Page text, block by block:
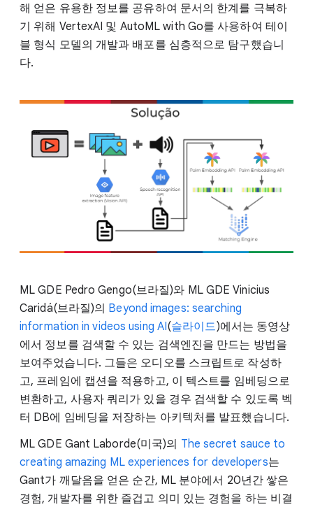
해 얻은 유용한 정보를 공유하여 문서의 한계를 극복하
기 위해 VertexAI 및 AutoML with Go를 사용하여 테이
블 형식 모델의 개발과 배포를 심층적으로 탐구했습니
다.
ML GDE Pedro Gengo(브라질)와 ML GDE Vinicius
Caridá(브라질)의 Beyond images: searching
information in videos using AI(슬라이드)에서는 동영상
에서 정보를 검색할 수 있는 검색엔진을 만드는 방법을
보여주었습니다. 그들은 오디오를 스크립트로 작성하
고, 프레임에 캡션을 적용하고, 이 텍스트를 임베딩으로
변환하고, 사용자 쿼리가 있을 경우 검색할 수 있도록 벡
터 DB에 임베딩을 저장하는 아키텍처를 발표했습니다.
ML GDE Gant Laborde(미국)의 The secret sauce to
creating amazing ML experiences for developers는
Gant가 깨달음을 얻은 순간, ML 분야에서 20년간 쌓은
경험, 개발자를 위한 즐겁고 의미 있는 경험을 하는 비결